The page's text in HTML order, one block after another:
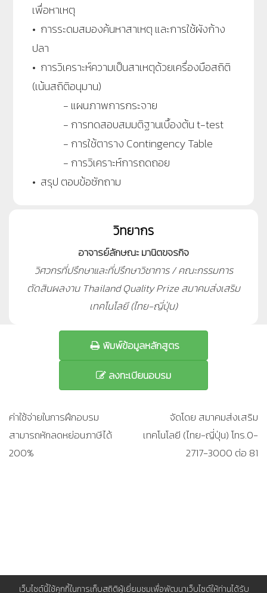
เพื่อหาเหตุ
• การระดมสมองค้นหาสาเหตุ และการใช้ผังก้าง
ปลา
• การวิเคราะห์ความเป็นสาเหตุด้วยเครื่องมือสถิติ
(เน้นสถิติอนุมาน)
- แผนภาพการกระจาย
- การทดสอบสมมติฐานเบื้องต้น t-test
- การใช้ตาราง Contingency Table
- การวิเคราะห์การถดถอย
• สรุป ตอบข้อซักถาม
วิทยากร
อาจารย์ลักษณะ มานิตขจรกิจ
วิศวกรที่ปรึกษาและที่ปรึกษาวิชาการ / คณะกรรมการ
ตัดสินผลงาน Thailand Quality Prize สมาคมส่งเสริม
เทคโนโลยี (ไทย-ญี่ปุ่น)
พิมพ์ข้อมูลหลักสูตร
ลงทะเบียนอบรม
ค่าใช้จ่ายในการฝึกอบรม
สามารถหักลดหย่อนภาษีได้
200%
จัดโดย สมาคมส่งเสริม
เทคโนโลยี (ไทย-ญี่ปุ่น) โทร.0-
2717-3000 ต่อ 81
เว็บไซต์นี้ใช้คุกกี้ในการเก็บสถิติผู้เยี่ยมชมเพื่อพัฒนาเว็บไซต์ให้ท่านได้รับ